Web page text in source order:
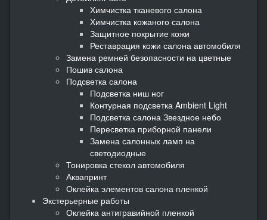
Химчистка тканевого салона
Химчистка кожаного салона
Защитное покрытие кожи
Реставрация кожи салона автомобиля
Замена ремней безопасности на цветные
Пошив салона
Подсветка салона
Подсветка ниш ног
Контурная подсветка Ambient Light
Подсветка салона Звездное небо
Пересветка приборной панели
Замена салонных ламп на
светодиодные
Тонировка стекол автомобиля
Аквапринт
Оклейка элементов салона пленкой
Экстерьерные работы
Оклейка антигравийной пленкой